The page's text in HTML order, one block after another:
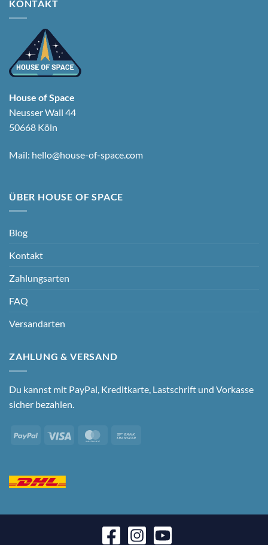
KONTAKT
House of Space
Neusser Wall 44
50668 Köln
Mail: hello@house-of-space.com
ÜBER HOUSE OF SPACE
Blog
Kontakt
Zahlungsarten
FAQ
Versandarten
ZAHLUNG & VERSAND
Du kannst mit PayPal, Kreditkarte, Lastschrift und Vorkasse
sicher bezahlen.
PayPal Visa MasterCard